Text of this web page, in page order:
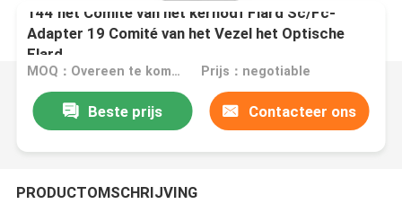
144 het Comité van het kernodf Flard Sc/Fc-
Adapter 19 Comité van het Vezel het Optische
Flard
MOQ：Overeen te komen Prijs：negotiable
Beste prijs Contacteer ons
PRODUCTOMSCHRIJVING